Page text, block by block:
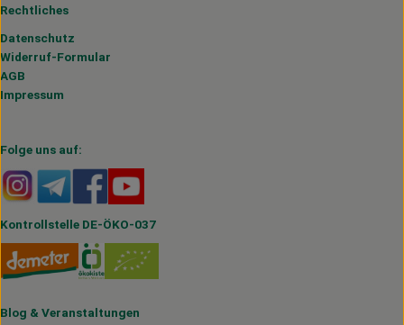
Rechtliches
Datenschutz
Widerruf-Formular
AGB
Impressum
Folge uns auf:
Externer Link zu https://www.instagram.com/
Externer Link zu https://t.me/s/hofmahlitzsch
Externer Link zu https://www.facebook.com/
Kontrollstelle DE-ÖKO-037
Blog & Veranstaltungen